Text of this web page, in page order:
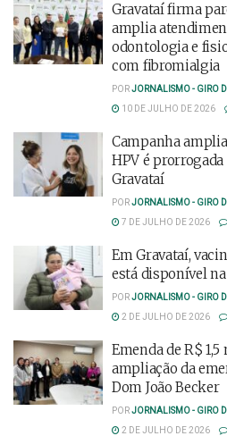
Gravataí firma
amplia
odontologia e
com fibromialgia
PORJORNALISMO - GIRO
10 DE JULHO DE 2026
Campanha
HPV é
Gravataí
PORJORNALISMO - GIRO
7 DE JULHO DE 2026
Em Gravataí,
está disponível
PORJORNALISMO - GIRO
2 DE JULHO DE 2026
Emenda de R$
ampliação da
Dom João Becker
PORJORNALISMO - GIRO
2 DE JULHO DE 2026